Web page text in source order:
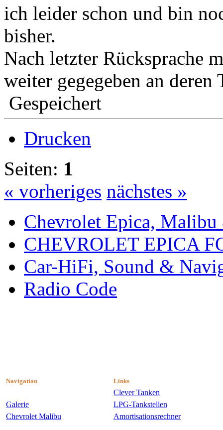
ich leider schon und bin
bisher.
Nach letzter Rücksprache
weiter gegegeben an
Gespeichert
Drucken
Seiten: 1
« vorheriges nächstes »
Chevrolet Epica,
CHEVROLET EPICA
Car-HiFi, Sound &
Radio Code
Navigation Links
Clever Tanken
Galerie
LPG-Tankstellen
Chevrolet Malibu
Amortisationsrechner